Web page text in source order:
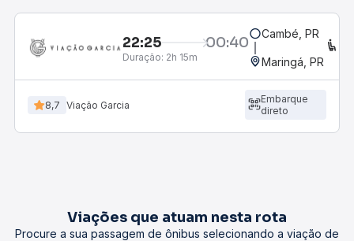
22:25 00:40
Duração: 2h 15m
Cambé, PR
Maringá, PR
8,7 Viação Garcia
Embarque
direto
Viações que atuam nesta rota
Procure a sua passagem de ônibus selecionando a viação de